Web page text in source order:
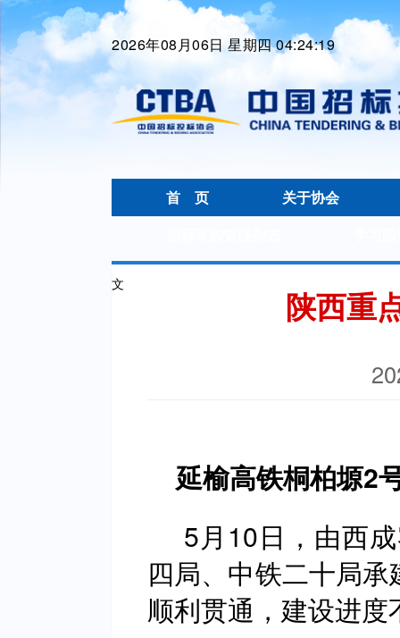
2026年08月06日 星期四 04:24:20
首 页
关于协会
文
陕西重
延榆高铁桐柏塬2
5月10日，由西
四局、中铁二十局
顺利贯通，建设进度